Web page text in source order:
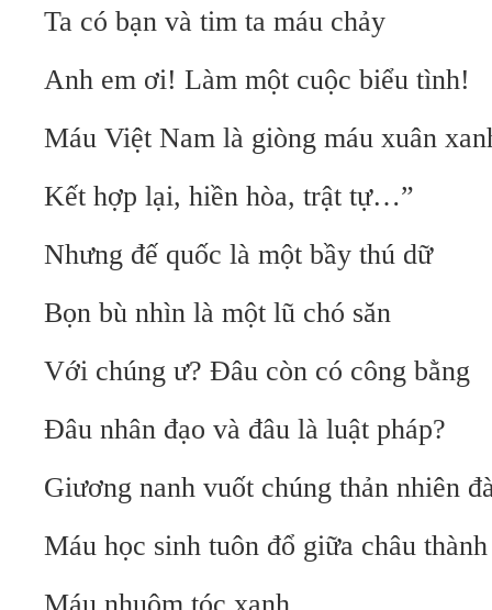
Ta có bạn và tim ta máu chảy
Anh em ơi! Làm một cuộc biểu tình!
Máu Việt Nam là giòng máu xuân
Kết hợp lại, hiền hòa, trật tự…”
Nhưng đế quốc là một bầy thú dữ
Bọn bù nhìn là một lũ chó săn
Với chúng ư? Đâu còn có công bằng
Đâu nhân đạo và đâu là luật pháp?
Giương nanh vuốt chúng thản nhiên
Máu học sinh tuôn đổ giữa châu thành